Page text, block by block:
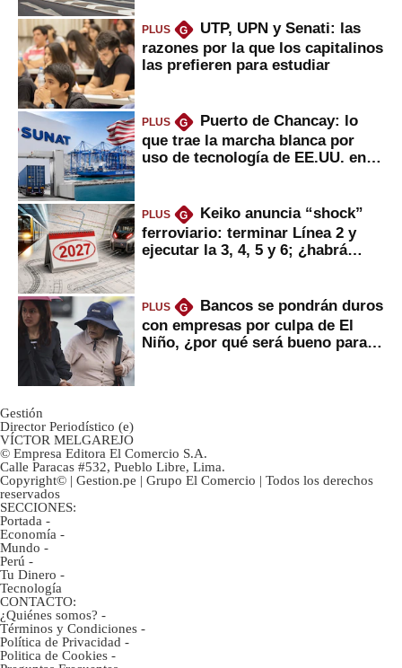
PLUS G
UTP, UPN y Senati: las
razones por la que los capitalinos
las prefieren para estudiar
PLUS G
Puerto de Chancay: lo
que trae la marcha blanca por
uso de tecnología de EE.UU. en
PLUS G
Keiko anuncia “shock”
ferroviario: terminar Línea 2 y
ejecutar la 3, 4, 5 y 6; ¿habrá
PLUS G
Bancos se pondrán duros
con empresas por culpa de El
Niño, ¿por qué será bueno para
Gestión
Director Periodístico (e)
VÍCTOR MELGAREJO
© Empresa Editora El Comercio S.A.
Calle Paracas #532, Pueblo Libre, Lima.
Copyright© | Gestion.pe | Grupo El Comercio | Todos los derechos
reservados
SECCIONES:
Portada -
Economía -
Mundo -
Perú -
Tu Dinero -
Tecnología
CONTACTO:
¿Quiénes somos? -
Términos y Condiciones -
Política de Privacidad -
Politica de Cookies -